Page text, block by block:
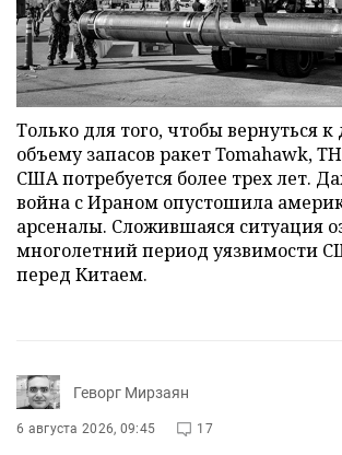
Только для того, чтобы вернуться
объему запасов ракет Tomahawk,
США потребуется более трех лет.
война с Ираном опустошила
арсеналы. Сложившаяся ситуация
многолетний период уязвимости
перед Китаем.
Геворг Мирзаян
6 августа 2026, 09:45 17